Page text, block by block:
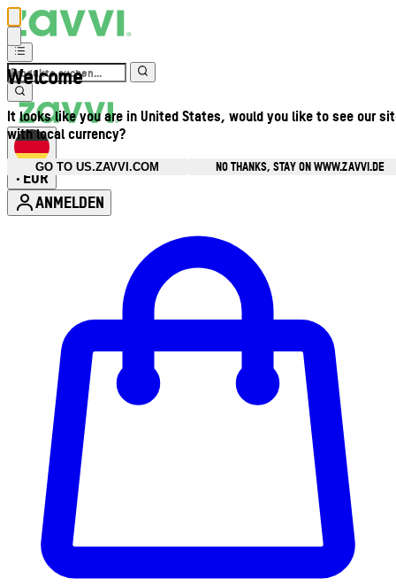
Welcome
It looks like you are in United States, would you like to see our
with local currency?
GO TO US.ZAVVI.COM
NO THANKS, STAY ON WWW.ZAVVI.DE
• EUR
ANMELDEN